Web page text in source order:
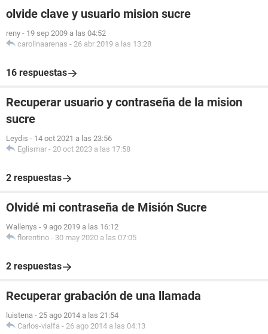
olvide clave y usuario mision sucre
reny - 19 sep 2009 a las 04:52
carolinaarenas - 26 abr 2019 a las 13:28
16 respuestas
Recuperar usuario y contraseña de la mision
sucre
Leydis - 14 oct 2021 a las 23:56
Eglismar - 20 oct 2023 a las 17:58
2 respuestas
Olvidé mi contraseña de Misión Sucre
Wallenys - 9 ago 2019 a las 16:12
florentino - 30 may 2020 a las 07:05
2 respuestas
Recuperar grabación de una llamada
luistena - 25 ago 2014 a las 21:54
Carlos-vialfa - 26 ago 2014 a las 04:13